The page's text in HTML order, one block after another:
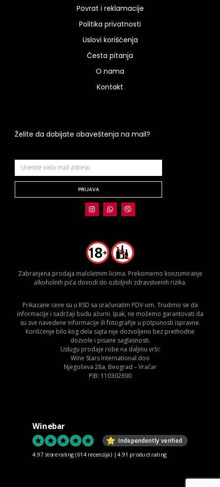
Povrat i reklamacije
Politika privatnosti
Uslovi korišćenja
Česta pitanja
O nama
Kontakt
Želite da dobijate obaveštenja na mail?
PRIJAVA
Zabranjena prodaja maloletnim licima. Prekomerno konzumiranje
alkoholnih pića dovodi do ozbiljnih zdravstvenih rizika.
Prikazane cene su u RSD sa uračunatim PDV-om. Trudimo se da
informacije i sadržaji budu ažurni. Ipak, ne možemo garantovati da
su sve navedene informacije ili fotografije u potpunosti ispravne.
Korišćenje bilo kog dela sajta nije dozvoljeno bez prethodne
dozvole i pisane saglasnosti.
Uslugu prodaje robe na daljinu vrši:
Wine Stars International doo
Njegoševa 28a, Beograd – Vračar
PIB: 110302690
Winebar
Independently verified
4.97 store rating (614 recenzija) |4.91 product rating